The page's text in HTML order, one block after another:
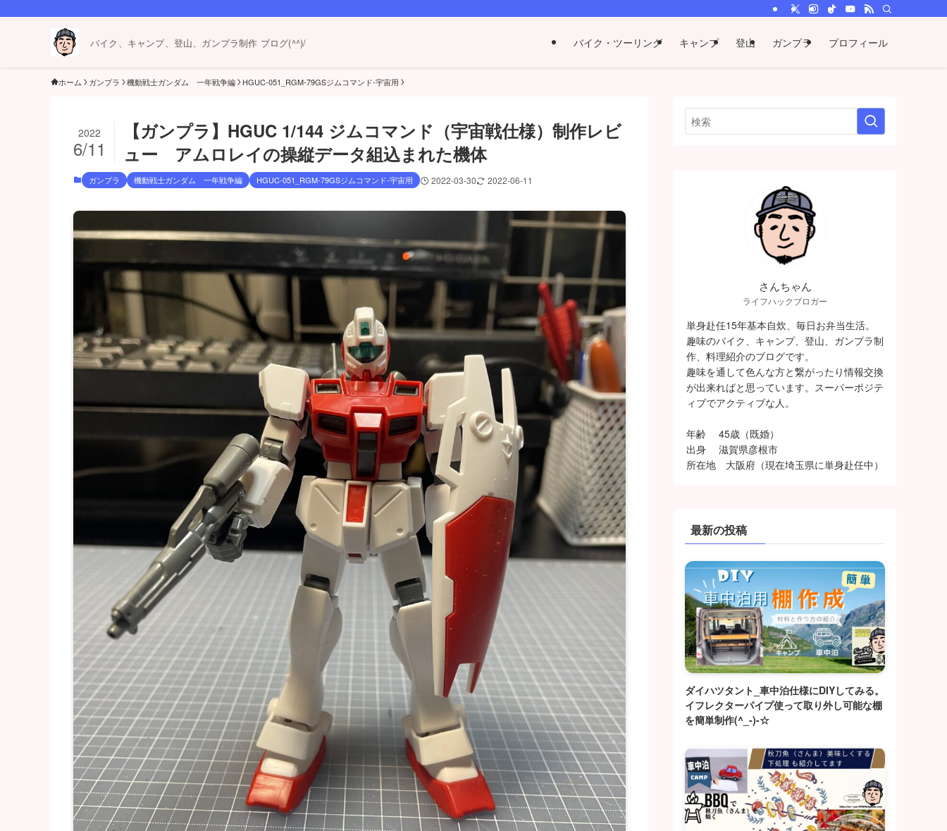
バイク、キャンプ、登山、ガンプラ制作 ブログ(^^)/ バイク・ツーリング キャンプ 登山 ガンプラ プロフィール
ホーム ガンプラ 機動戦士ガンダム 一年戦争編 HGUC-051_RGM-79GSジムコマンド-宇宙用
【ガンプラ】HGUC 1/144 ジムコマンド（宇宙戦仕様）制作レビ
ュー アムロレイの操縦データ組込まれた機体
2022
6/11
ガンプラ 機動戦士ガンダム 一年戦争編 HGUC-051_RGM-79GSジムコマンド-宇宙用 2022-03-30 2022-06-11
さんちゃん
ライフハックブロガー
単身赴任15年基本自炊、毎日お弁当生活。
趣味のバイク、キャンプ、登山、ガンプラ制
作、料理紹介のブログです。
趣味を通して色んな方と繋がったり情報交換
が出来ればと思っています。スーパーポジテ
ィブでアクティブな人。
年齢 45歳（既婚）
出身 滋賀県彦根市
所在地 大阪府（現在埼玉県に単身赴任中）
最新の投稿
ダイハツタント_車中泊仕様にDIYしてみる。
イフレクターパイプ使って取り外し可能な棚
を簡単制作(^_-)-☆